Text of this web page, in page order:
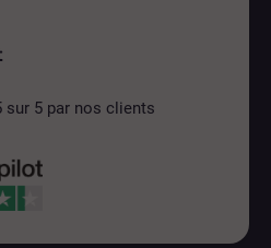
sur 5 par nos clients